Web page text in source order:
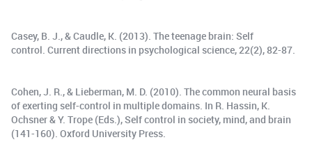
Casey, B. J., & Caudle, K. (2013). The teenage brain: Self
control. Current directions in psychological science, 22(2), 82-87.
Cohen, J. R., & Lieberman, M. D. (2010). The common neural basis
of exerting self-control in multiple domains. In R. Hassin, K.
Ochsner & Y. Trope (Eds.), Self control in society, mind, and brain
(141-160). Oxford University Press.